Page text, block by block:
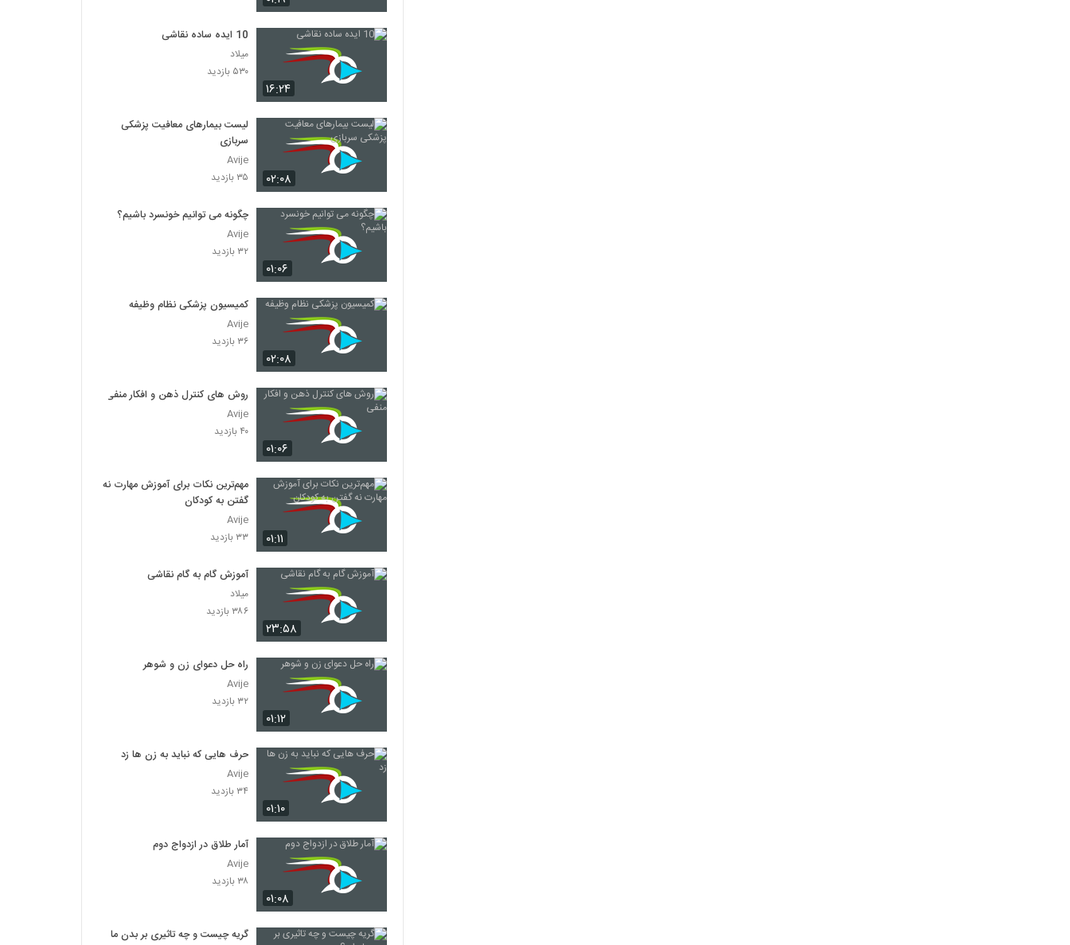
۱۶:۲۴
10 ایده ساده نقاشی
میلاد
۵۳۰ بازدید
۰۲:۰۸
لیست بیمارهای معافیت پزشکی
سربازی
Avije
۳۵ بازدید
۰۱:۰۶
چگونه می توانیم خونسرد باشیم؟
Avije
۳۲ بازدید
۰۲:۰۸
کمیسیون پزشکی نظام وظیفه
Avije
۳۶ بازدید
۰۱:۰۶
روش های کنترل ذهن و افکار منفی
Avije
۴۰ بازدید
۰۱:۱۱
مهم‌ترین نکات برای آموزش مهارت نه
گفتن به کودکان
Avije
۳۳ بازدید
۲۳:۵۸
آموزش گام به گام نقاشی
میلاد
۳۸۶ بازدید
۰۱:۱۲
راه حل دعوای زن و شوهر
Avije
۳۲ بازدید
۰۱:۱۰
حرف هایی که نباید به زن ها زد
Avije
۳۴ بازدید
۰۱:۰۸
آمار طلاق در ازدواج دوم
Avije
۳۸ بازدید
گریه چیست و چه تاثیری بر بدن ما